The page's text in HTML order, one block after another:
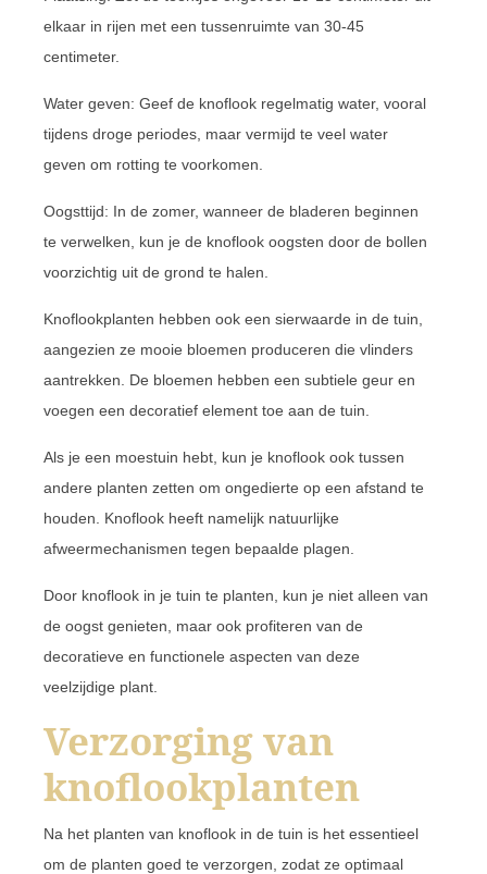
elkaar in rijen met een tussenruimte van 30-45
centimeter.
Water geven: Geef de knoflook regelmatig water, vooral
tijdens droge periodes, maar vermijd te veel water
geven om rotting te voorkomen.
Oogsttijd: In de zomer, wanneer de bladeren beginnen
te verwelken, kun je de knoflook oogsten door de bollen
voorzichtig uit de grond te halen.
Knoflookplanten hebben ook een sierwaarde in de tuin,
aangezien ze mooie bloemen produceren die vlinders
aantrekken. De bloemen hebben een subtiele geur en
voegen een decoratief element toe aan de tuin.
Als je een moestuin hebt, kun je knoflook ook tussen
andere planten zetten om ongedierte op een afstand te
houden. Knoflook heeft namelijk natuurlijke
afweermechanismen tegen bepaalde plagen.
Door knoflook in je tuin te planten, kun je niet alleen van
de oogst genieten, maar ook profiteren van de
decoratieve en functionele aspecten van deze
veelzijdige plant.
Verzorging van
knoflookplanten
Na het planten van knoflook in de tuin is het essentieel
om de planten goed te verzorgen, zodat ze optimaal